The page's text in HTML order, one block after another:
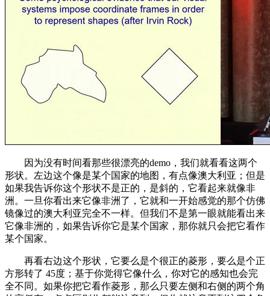
因为没有时间看那些很漂亮的demo，我们就看看这两个
形状。左边这个像是某个国家的地图，有点像澳大利亚；但是
如果我告诉你这个形状不是正的，是斜的，它看起来就像非
洲。一旦你看出来它像非洲了，它就和一开始感觉的那个仿佛
镜像过的澳大利亚完全不一样。但我们不是第一眼就能看出来
它像非洲的，如果告诉你它是某个国家，那你就只会把它看作
某个国家。
再看右边这个形状，它要么是个很正的菱形，要么是个正
方形转了 45度；基于你觉得它像什么，你对它的感知也会完
全不同。如果你把它看作菱形，那么只要左侧和右侧的两个角